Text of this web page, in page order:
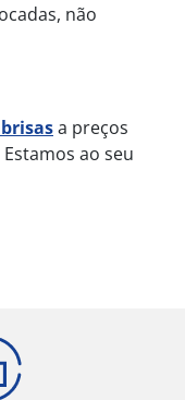
não
a preços
ao seu